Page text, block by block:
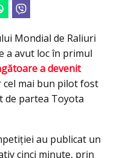
Mondial de Raliuri
a avut loc în primul
a devenit
cel mai bun pilot fost
de partea Toyota
au publicat un
cinci minute, prin